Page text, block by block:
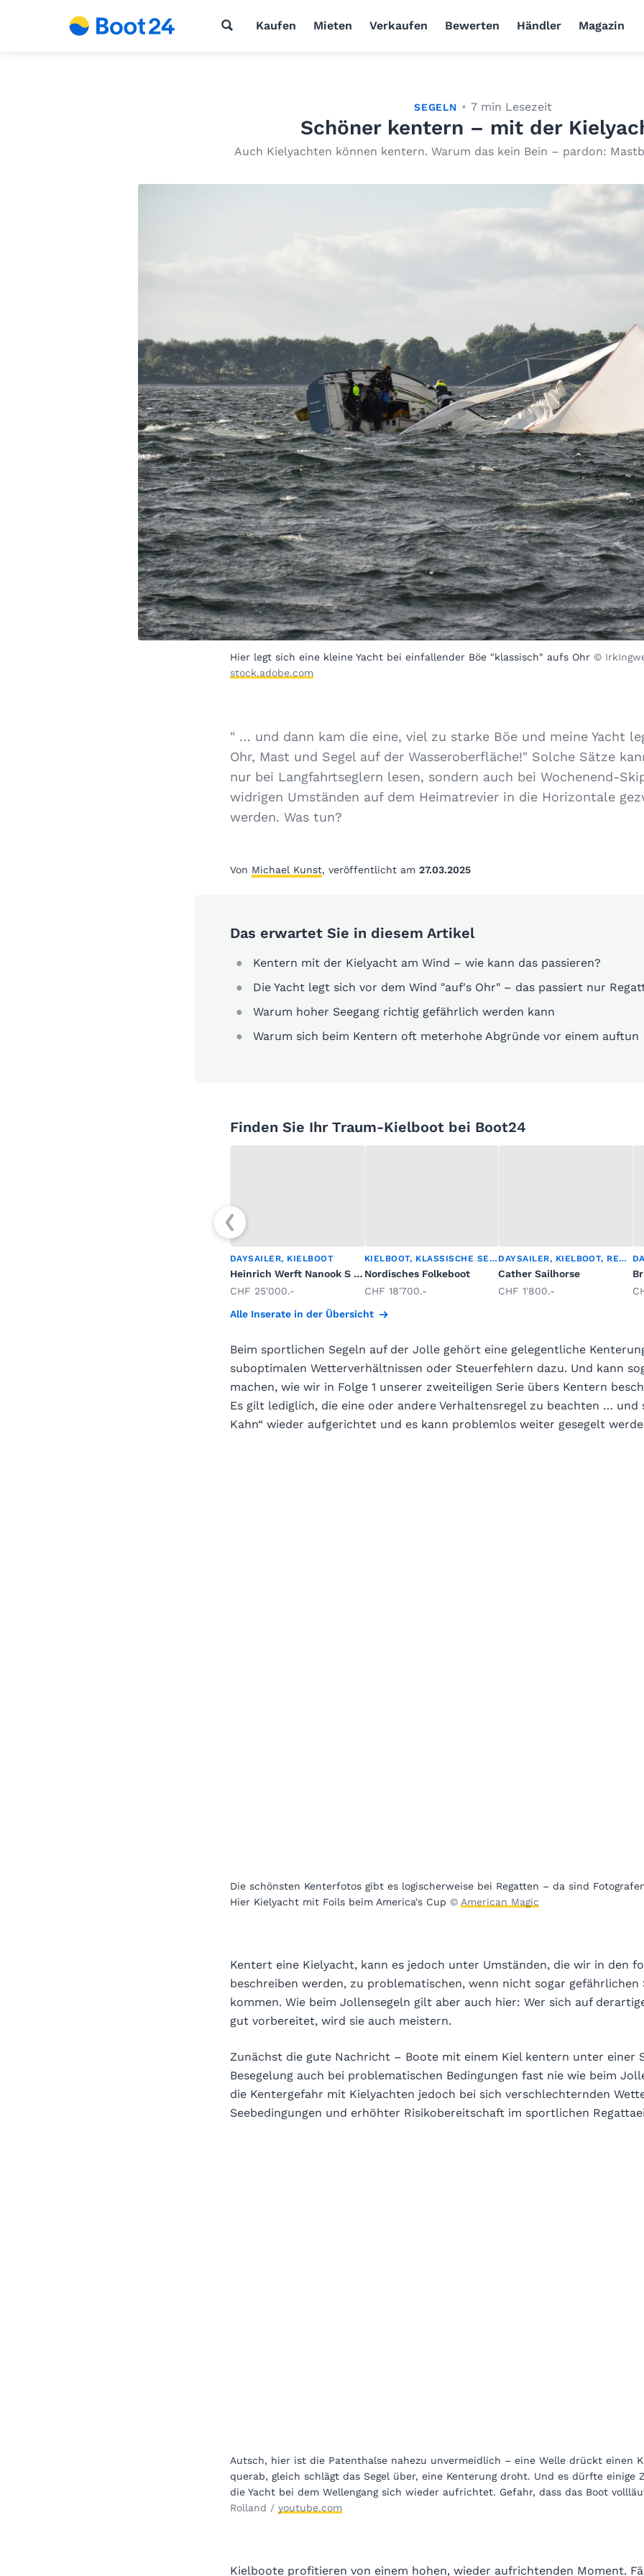
Kaufen Mieten Verkaufen Bewerten Händler Magazin
SEGELN 7 min Lesezeit
Schöner kentern – mit der
Auch Kielyachten können kentern. Warum das kein Bein – pardon:
Hier legt sich eine kleine Yacht bei einfallender Böe "klassisch" aufs Ohr ©
stock.adobe.com
" … und dann kam die eine, viel zu starke Böe und meine Yacht
Ohr, Mast und Segel auf der Wasseroberfläche!" Solche Sätze
nur bei Langfahrtseglern lesen, sondern auch bei Wochenend-
widrigen Umständen auf dem Heimatrevier in die Horizontale
werden. Was tun?
Von Michael Kunst, veröffentlicht am 27.03.2025
Das erwartet Sie in diesem Artikel
Kentern mit der Kielyacht am Wind – wie kann das passieren?
Die Yacht legt sich vor dem Wind "auf's Ohr" – das passiert nur
Warum hoher Seegang richtig gefährlich werden kann
Warum sich beim Kentern oft meterhohe Abgründe vor einem auftun
Finden Sie Ihr Traum-Kielboot bei Boot24
DAYSAILER, KIELBOOT
Heinrich Werft Nanook S – Vollcarbon Canting-Keel Racer
CHF 25'000.-
KIELBOOT, KLASSISCHE SEGELYACHT, SEGELYACHT
Nordisches Folkeboot
CHF 18'700.-
DAYSAILER, KIELBOOT, REGATTABOOT
Cather Sailhorse
CHF 1'800.-
Alle Inserate in der Übersicht
Beim sportlichen Segeln auf der Jolle gehört eine gelegentliche
suboptimalen Wetterverhältnissen oder Steuerfehlern dazu. Und kann
machen, wie wir in Folge 1 unserer zweiteiligen Serie übers Kentern
Es gilt lediglich, die eine oder andere Verhaltensregel zu beachten … und
Kahn“ wieder aufgerichtet und es kann problemlos weiter gesegelt
Die schönsten Kenterfotos gibt es logischerweise bei Regatten – da sind
Hier Kielyacht mit Foils beim America's Cup © American Magic
Kentert eine Kielyacht, kann es jedoch unter Umständen, die wir in den
beschreiben werden, zu problematischen, wenn nicht sogar gefährlichen
kommen. Wie beim Jollensegeln gilt aber auch hier: Wer sich auf
gut vorbereitet, wird sie auch meistern.
Zunächst die gute Nachricht – Boote mit einem Kiel kentern unter einer
Besegelung auch bei problematischen Bedingungen fast nie wie beim
die Kentergefahr mit Kielyachten jedoch bei sich verschlechternden
Seebedingungen und erhöhter Risikobereitschaft im sportlichen
Autsch, hier ist die Patenthalse nahezu unvermeidlich – eine Welle drückt einen
querab, gleich schlägt das Segel über, eine Kenterung droht. Und es dürfte einige
die Yacht bei dem Wellengang sich wieder aufrichtet. Gefahr, dass das Boot
Rolland / youtube.com
Kielboote profitieren von einem hohen, wieder aufrichtenden Moment.